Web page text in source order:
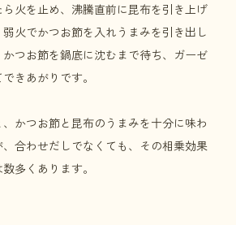
火を止め、沸騰直前に昆布を引き上げ
火でかつお節を入れうまみを引き出し
つお節を鍋底に沈むまで待ち、ガーゼ
きあがりです。
かつお節と昆布のうまみを十分に味わ
合わせだしでなくても、その相乗効果
多くあります。